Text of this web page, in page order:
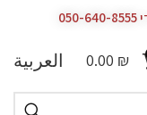
0.00 ₪ العربية